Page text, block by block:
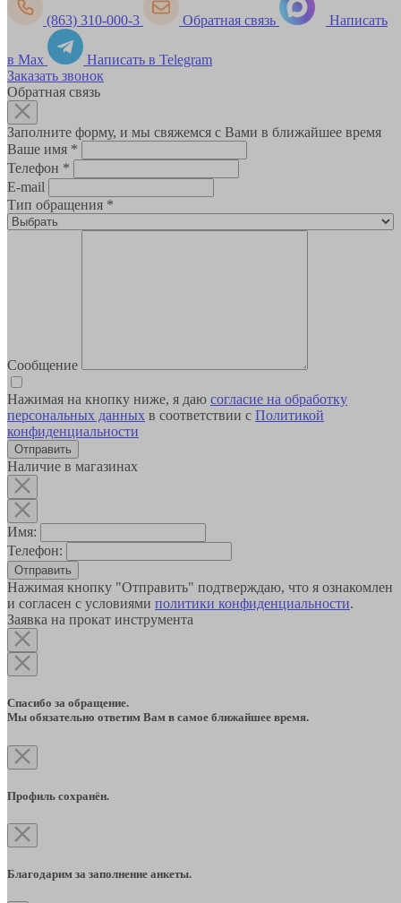
(863) 310-000-3 Обратная связь Написать
в Max
Написать в Telegram
Заказать звонок
Обратная связь
Заполните форму, и мы свяжемся с Вами в ближайшее время
Ваше имя *
Телефон *
E-mail
Тип обращения *
Сообщение
Нажимая на кнопку ниже, я даю согласие на обработку
персональных данных в соответствии с Политикой
конфиденциальности
Наличие в магазинах
Имя:
Телефон:
Отправить
Нажимая кнопку "Отправить" подтверждаю, что я ознакомлен
и согласен с условиями политики конфиденциальности.
Заявка на прокат инструмента
Спасибо за обращение.
Мы обязательно ответим Вам в самое ближайшее время.
Профиль сохранён.
Благодарим за заполнение анкеты.